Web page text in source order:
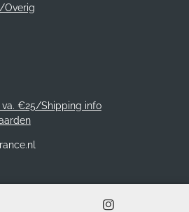
Overig
va. €25/Shipping info